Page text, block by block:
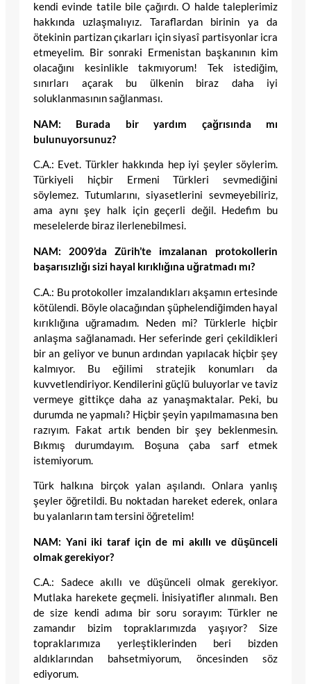
kendi evinde tatile bile çağırdı. O halde taleplerimiz
hakkında uzlaşmalıyız. Taraflardan birinin ya da
ötekinin partizan çıkarları için siyasî partisyonlar icra
etmeyelim. Bir sonraki Ermenistan başkanının kim
olacağını kesinlikle takmıyorum! Tek istediğim,
sınırları açarak bu ülkenin biraz daha iyi
soluklanmasının sağlanması.
NAM: Burada bir yardım çağrısında mı
bulunuyorsunuz?
C.A.: Evet. Türkler hakkında hep iyi şeyler söylerim.
Türkiyeli hiçbir Ermeni Türkleri sevmediğini
söylemez. Tutumlarını, siyasetlerini sevmeyebiliriz,
ama aynı şey halk için geçerli değil. Hedefim bu
meselelerde biraz ilerlenebilmesi.
NAM: 2009’da Zürih’te imzalanan protokollerin
başarısızlığı sizi hayal kırıklığına uğratmadı mı?
C.A.: Bu protokoller imzalandıkları akşamın ertesinde
kötülendi. Böyle olacağından şüphelendiğimden hayal
kırıklığına uğramadım. Neden mi? Türklerle hiçbir
anlaşma sağlanamadı. Her seferinde geri çekildikleri
bir an geliyor ve bunun ardından yapılacak hiçbir şey
kalmıyor. Bu eğilimi stratejik konumları da
kuvvetlendiriyor. Kendilerini güçlü buluyorlar ve taviz
vermeye gittikçe daha az yanaşmaktalar. Peki, bu
durumda ne yapmalı? Hiçbir şeyin yapılmamasına ben
razıyım. Fakat artık benden bir şey beklenmesin.
Bıkmış durumdayım. Boşuna çaba sarf etmek
istemiyorum.
Türk halkına birçok yalan aşılandı. Onlara yanlış
şeyler öğretildi. Bu noktadan hareket ederek, onlara
bu yalanların tam tersini öğretelim!
NAM: Yani iki taraf için de mi akıllı ve düşünceli
olmak gerekiyor?
C.A.: Sadece akıllı ve düşünceli olmak gerekiyor.
Mutlaka harekete geçmeli. İnisiyatifler alınmalı. Ben
de size kendi adıma bir soru sorayım: Türkler ne
zamandır bizim topraklarımızda yaşıyor? Size
topraklarımıza yerleştiklerinden beri bizden
aldıklarından bahsetmiyorum, öncesinden söz
ediyorum.